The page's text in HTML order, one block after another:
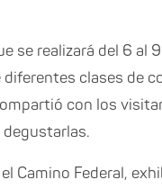
se realizará del 6 al
clases de
con los
Camino Federal,